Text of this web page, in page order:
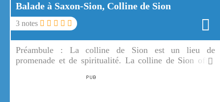
Balade à Saxon-Sion, Colline de Sion
3 notes
Préambule : La colline de Sion est un lieu de
promenade et de spiritualité. La colline de Sion offre